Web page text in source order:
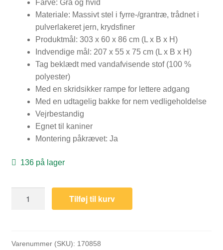
PASNING OG PLEJE
Farve: Grå og hvid
Materiale: Massivt stel i fyrre-/grantræ, trådnet i
pulverlakeret jern, krydsfiner
Produktmål: 303 x 60 x 86 cm (L x B x H)
Indvendige mål: 207 x 55 x 75 cm (L x B x H)
Tag beklædt med vandafvisende stof (100 %
polyester)
Med en skridsikker rampe for lettere adgang
Med en udtagelig bakke for nem vedligeholdelse
Vejrbestandig
Egnet til kaniner
Montering påkrævet: Ja
136 på lager
fyrre-
Tilføj til kurv
Varenummer (SKU): 170858